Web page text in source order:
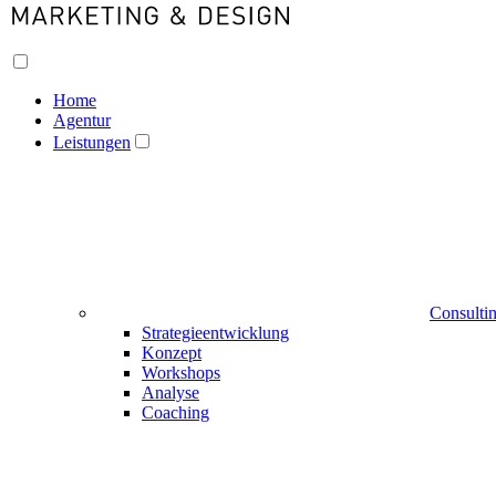
Home
Agentur
Leistungen
Strategieentwicklung
Konzept
Workshops
Analyse
Coaching